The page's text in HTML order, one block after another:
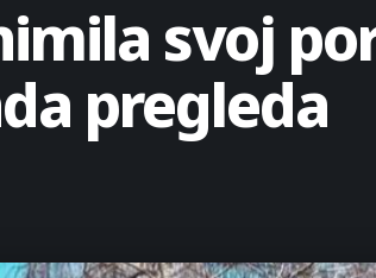
svoj
pregleda